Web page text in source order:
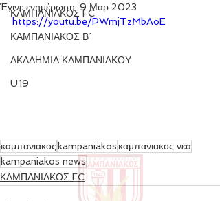
ΚΑΜΠΑΝΙΑΚΟΣ FC
ΚΑΜΠΑΝΙΑΚΟΣ Β΄
ΑΚΑΔΗΜΙΑ ΚΑΜΠΑΝΙΑΚΟΥ
U19
Έγινε ενημέρωση: 9 Μαρ 2023
https://youtu.be/PWmjTzMbAoE
καμπανιακος kampaniakos καμπανιακος νεα
kampaniakos news
ΚΑΜΠΑΝΙΑΚΟΣ FC